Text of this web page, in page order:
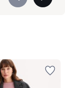
nos solutions
tout